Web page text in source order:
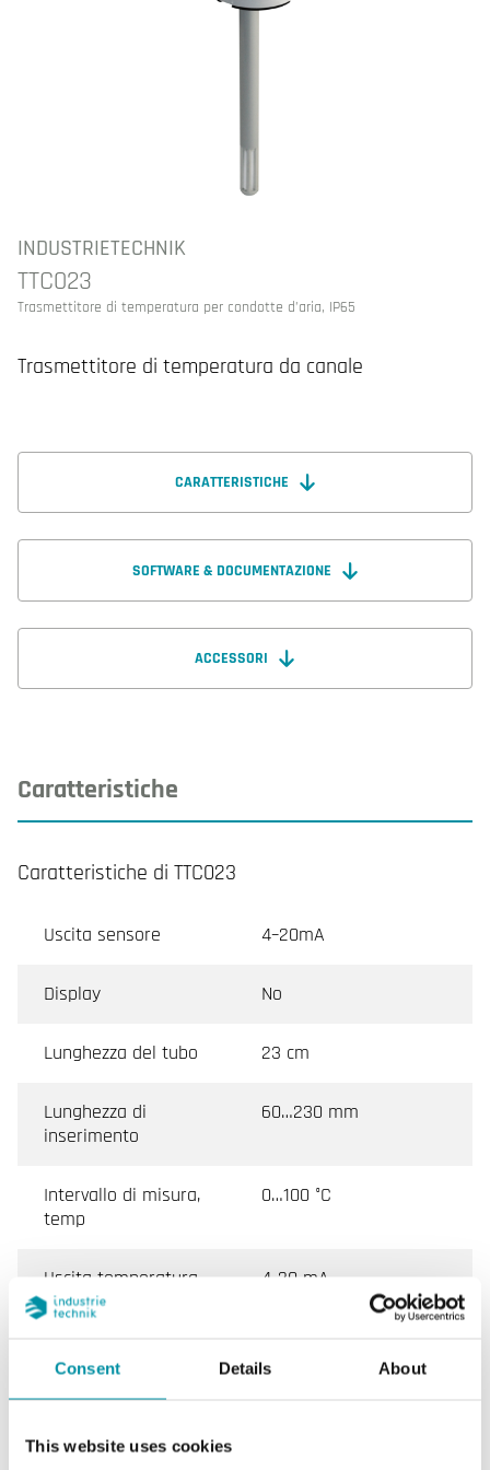
Consent Details About
This website uses cookies
INDUSTRIETECHNIK
TTC023
Trasmettitore di temperatura per condotte d’aria, IP65
Trasmettitore di temperatura da canale
CARATTERISTICHE
SOFTWARE & DOCUMENTAZIONE
ACCESSORI
Caratteristiche
Caratteristiche di TTC023
Uscita sensore 4–20mA
Display No
Lunghezza del tubo 23 cm
Lunghezza di
inserimento
60…230 mm
Intervallo di misura,
temp
0…100 °C
Uscita temperatura 4-20 mA
temperatura
mA)